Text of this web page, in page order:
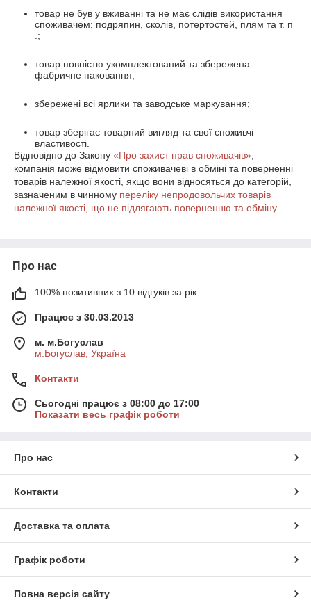
товар не був у вживанні та не має слідів використання
споживачем: подряпин, сколів, потертостей, плям та т. п
.;
товар повністю укомплектований та збережена
фабричне паковання;
збережені всі ярлики та заводське маркування;
товар зберігає товарний вигляд та свої споживчі
властивості.
Відповідно до Закону «Про захист прав споживачів»
компанія може відмовити споживачеві в обміні та поверненні
товарів належної якості, якщо вони відносяться до категорій,
зазначеним в чинному переліку непродовольчих товарів
належної якості, що не підлягають поверненню та обміну.
Про нас
100% позитивних з 10 відгуків за рік
Працює з 30.03.2013
м. м.Богуслав
м.Богуслав, Україна
Контакти
Сьогодні працює з 08:00 до 17:00
Показати весь графік роботи
Про нас
Контакти
Доставка та оплата
Графік роботи
Повна версія сайту